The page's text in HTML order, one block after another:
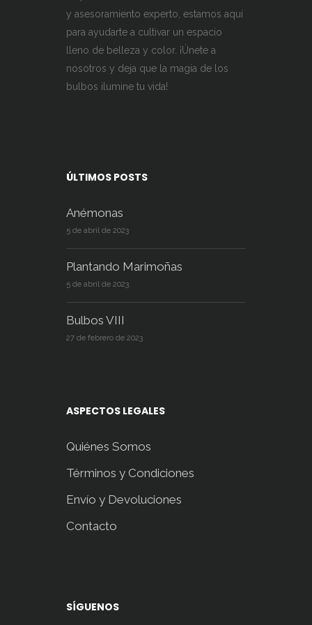
producto
y asesoramiento experto, estamos aquí
para ayudarte a cultivar un espacio
lleno de belleza y color. ¡Únete a
nosotros y deja que la magia de los
bulbos ilumine tu vida!
ÚLTIMOS POSTS
Anémonas
5 de abril de 2023
Plantando Marimoñas
5 de abril de 2023
Bulbos VIII
27 de febrero de 2023
ASPECTOS LEGALES
Quiénes Somos
Términos y Condiciones
Envío y Devoluciones
Contacto
SÍGUENOS